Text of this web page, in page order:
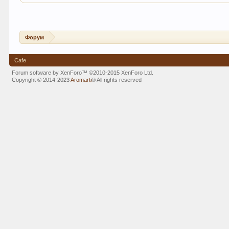
Форум
Cafe
Forum software by XenForo™©2010-2015 XenForo Ltd.
Copyright © 2014-2023Aromarti®All rights reserved